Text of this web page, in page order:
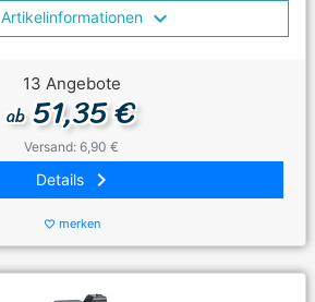
Artikelinformationen
13 Angebote
ab51,35 €
Versand: 6,90 €
Details keyboard_arrow_right
favorite_border merken